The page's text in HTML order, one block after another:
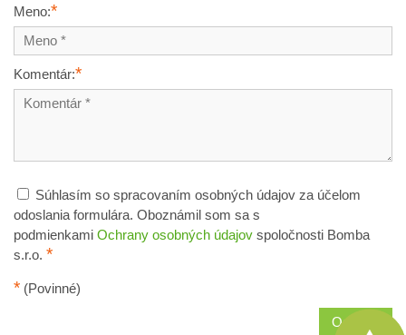
Meno:*
Komentár:*
Súhlasím so spracovaním osobných údajov za účelom
odoslania formulára. Oboznámil som sa s
podmienkami Ochrany osobných údajov spoločnosti Bomba
s.r.o. *
* (Povinné)
Odoslať